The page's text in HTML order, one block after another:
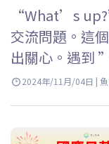
“What’s
交流問題。這
出關心。遇到
一起來和 ELSA
2024年/11月/04日 |